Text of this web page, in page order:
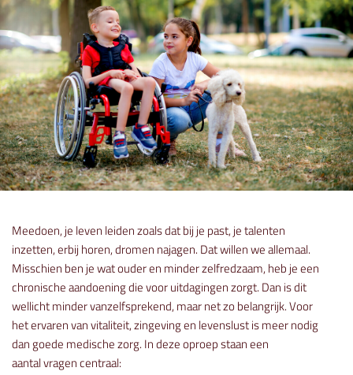
Meedoen, je leven leiden zoals dat bij je past, je talenten
inzetten, erbij horen, dromen najagen. Dat willen we allemaal.
Misschien ben je wat ouder en minder zelfredzaam, heb je een
chronische aandoening die voor uitdagingen zorgt. Dan is dit
wellicht minder vanzelfsprekend, maar net zo belangrijk. Voor
het ervaren van vitaliteit, zingeving en levenslust is meer nodig
dan goede medische zorg. In deze oproep staan een
aantal vragen centraal: